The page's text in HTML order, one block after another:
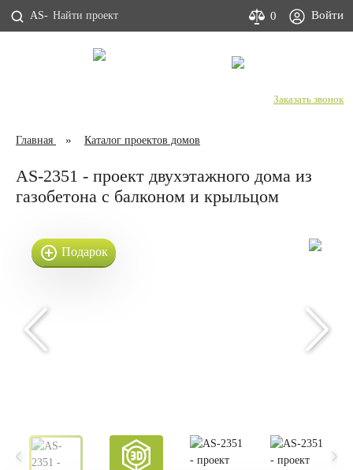
AS- 0 Войти
Заказать звонок
Главная Каталог проектов домов
AS-2351 - проект двухэтажного дома из
газобетона с балконом и крыльцом
Подарок